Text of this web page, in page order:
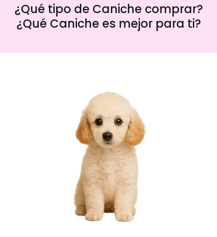
¿Qué tipo de Caniche comprar?
¿Qué Caniche es mejor para ti?